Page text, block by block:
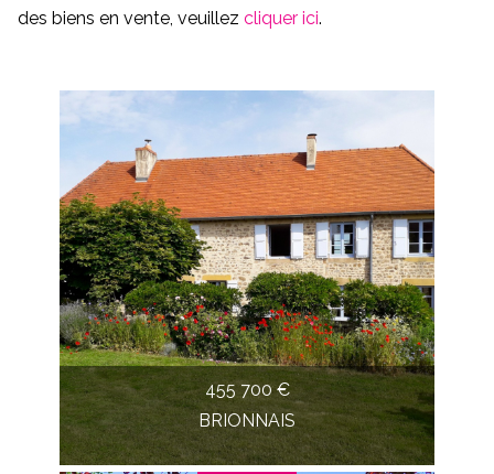
A propos
Contact
FR | EN
des biens en vente, veuillez cliquer ici.
455 700 €
BRIONNAIS